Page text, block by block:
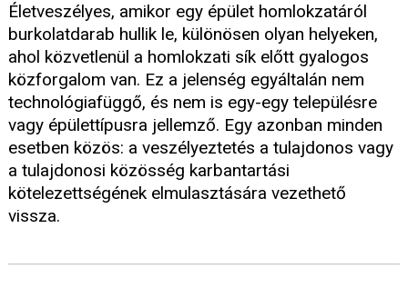
Életveszélyes, amikor egy épület homlokzatáról
burkolatdarab hullik le, különösen olyan helyeken,
ahol közvetlenül a homlokzati sík előtt gyalogos
közforgalom van. Ez a jelenség egyáltalán nem
technológiafüggő, és nem is egy-egy településre
vagy épülettípusra jellemző. Egy azonban minden
esetben közös: a veszélyeztetés a tulajdonos vagy
a tulajdonosi közösség karbantartási
kötelezettségének elmulasztására vezethető
vissza.